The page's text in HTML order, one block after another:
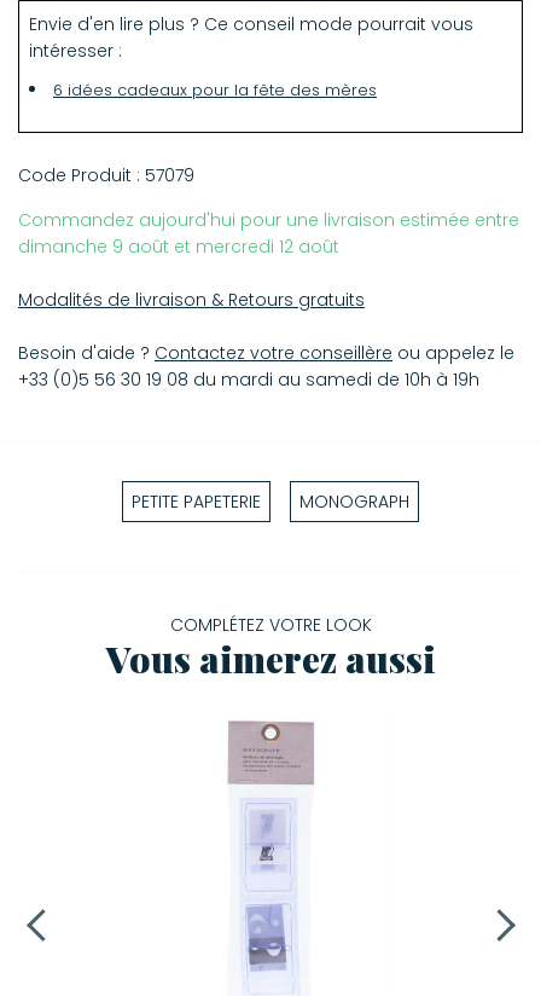
individuellement, et réaliser ainsi facilement une
décoration dans l'air du temps.
Envie d'en lire plus ? Ce conseil mode pourrait vous
intéresser :
6 idées cadeaux pour la fête des mères
Code Produit : 57079
Commandez aujourd'hui pour une livraison estimée entre
dimanche 9 août et mercredi 12 août
Modalités de livraison & Retours gratuits
Besoin d'aide ? Contactez votre conseillère ou appelez le
+33 (0)5 56 30 19 08 du mardi au samedi de 10h à 19h
PETITE PAPETERIE MONOGRAPH
COMPLÉTEZ VOTRE LOOK
Vous aimerez aussi